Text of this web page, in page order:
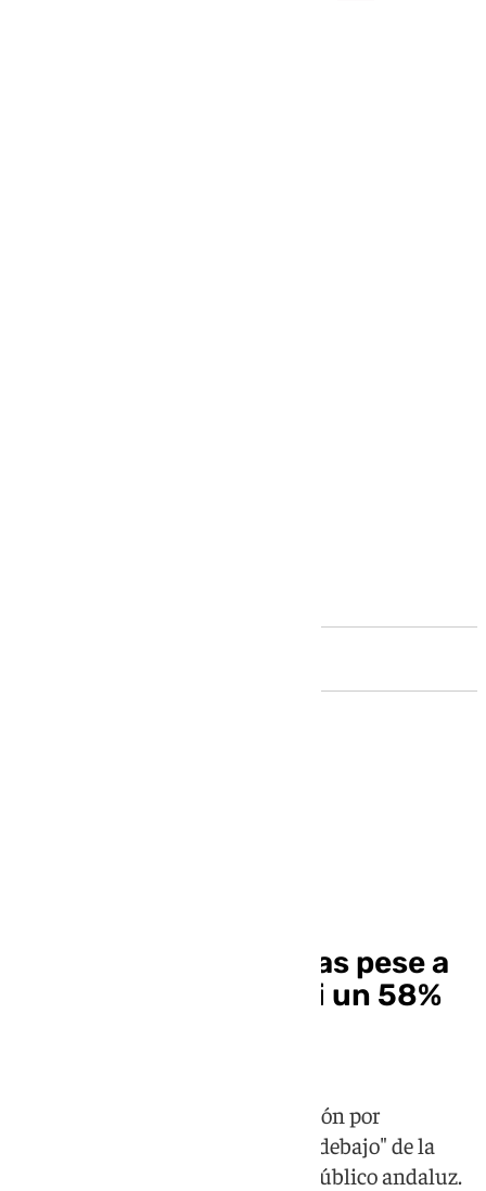
restricciones de plazas pese a
reducir su déficit casi un 58%
El rector asegura que la financiación por
estudiante continúa todavía "por debajo" de la
media del sistema universitario público andaluz.